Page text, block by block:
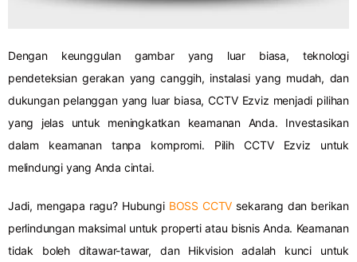
Dengan keunggulan gambar yang luar biasa, teknologi
pendeteksian gerakan yang canggih, instalasi yang mudah, dan
dukungan pelanggan yang luar biasa, CCTV Ezviz menjadi pilihan
yang jelas untuk meningkatkan keamanan Anda. Investasikan
dalam keamanan tanpa kompromi. Pilih CCTV Ezviz untuk
melindungi yang Anda cintai.
Jadi, mengapa ragu? Hubungi BOSS CCTV sekarang dan berikan
perlindungan maksimal untuk properti atau bisnis Anda. Keamanan
tidak boleh ditawar-tawar, dan Hikvision adalah kunci untuk